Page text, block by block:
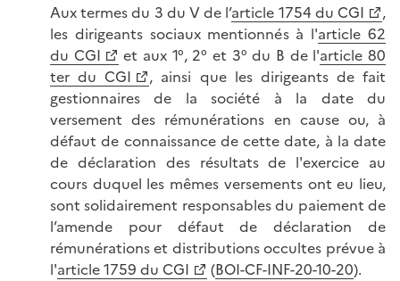
Aux termes du 3 du V de l’article 1754 du CGI
,
les dirigeants sociaux mentionnés à l'article 62
du CGI
et aux 1°, 2° et 3° du B de l'article 80
ter du CGI
, ainsi que les dirigeants de fait
gestionnaires de la société à la date du
versement des rémunérations en cause ou, à
défaut de connaissance de cette date, à la date
de déclaration des résultats de l'exercice au
cours duquel les mêmes versements ont eu lieu,
sont solidairement responsables du paiement de
l’amende pour défaut de déclaration de
rémunérations et distributions occultes prévue à
l'article 1759 du CGI (BOI-CF-INF-20-10-20).